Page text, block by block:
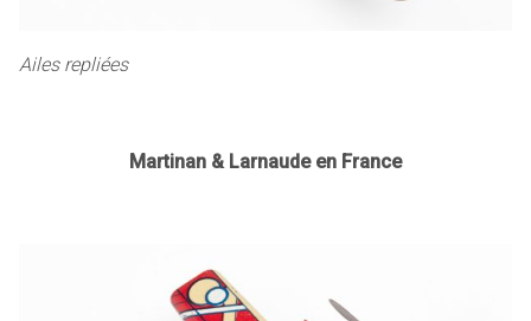
Ailes repliées
Martinan & Larnaude en France